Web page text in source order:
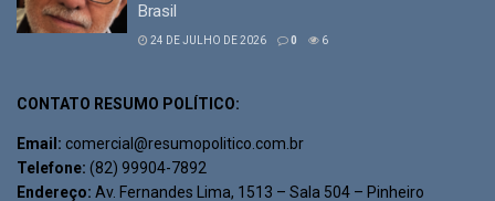
Brasil
24 DE JULHO DE 2026 0 6
CONTATO RESUMO POLÍTICO:
Email: comercial@resumopolitico.com.br
Telefone: (82) 99904-7892
Endereço: Av. Fernandes Lima, 1513 – Sala 504 – Pinheiro